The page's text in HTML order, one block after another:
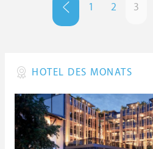
1 2 3
HOTEL DES MONATS